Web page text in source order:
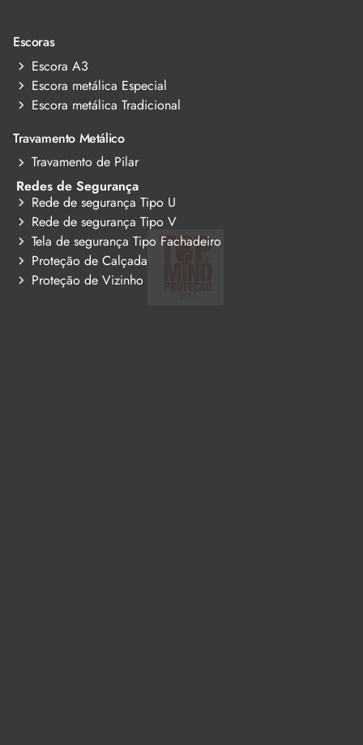
Escoras
Escora A3
Escora metálica Especial
Escora metálica Tradicional
Travamento Metálico
Travamento de Pilar
Redes de Segurança
Rede de segurança Tipo U
Rede de segurança Tipo V
Tela de segurança Tipo Fachadeiro
Proteção de Calçada
Proteção de Vizinho